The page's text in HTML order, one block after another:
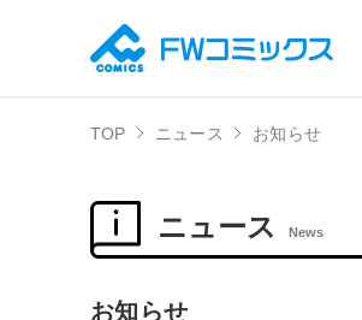
TOP ニュース お知らせ
ニュース News
お知らせ